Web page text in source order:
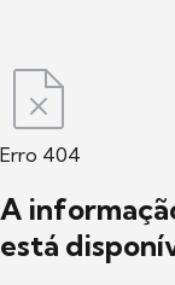
Erro 404
A
está